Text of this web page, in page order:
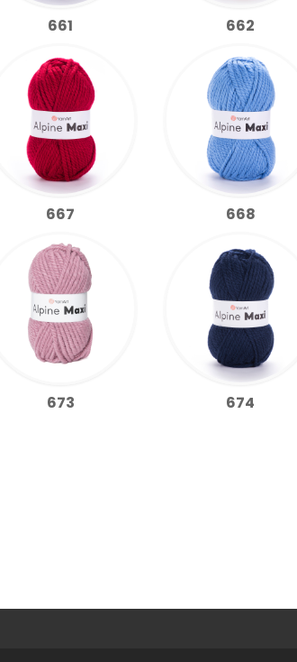
661 662
667 668
673 674